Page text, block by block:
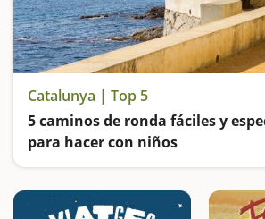
Catalunya | Top 5
5 caminos de ronda fáciles y
para hacer con niños